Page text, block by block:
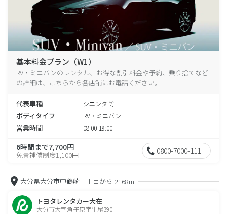
基本料金プラン（W1）
RV・ミニバンのレンタル、お得な割引料金や予約、乗り捨てなど
の詳細は、こちらから各店舗にお電話ください。
代表車種 シエンタ 等
ボディタイプ RV・ミニバン
営業時間 08:00-19:00
6時間まで7,700円
免責補償制度1,100円 0800-7000-111
大分県大分市中鶴崎一丁目から 2168m
トヨタレンタカー大在
大分市大字角子原字牛尾390